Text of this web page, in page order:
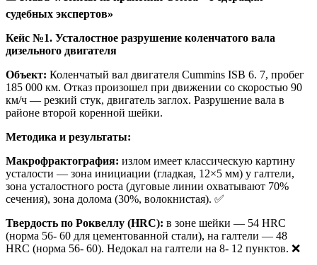
судебных экспертов»
Кейс №1. Усталостное разрушение коленчатого вала
дизельного двигателя
Объект: Коленчатый вал двигателя Cummins ISB 6. 7, пробег
185 000 км. Отказ произошел при движении со скоростью 90
км/ч — резкий стук, двигатель заглох. Разрушение вала в
районе второй коренной шейки.
Методика и результаты:
Макрофрактография: излом имеет классическую картину
усталости — зона инициации (гладкая, 12×5 мм) у галтели,
зона усталостного роста (дуговые линии охватывают 70%
сечения), зона долома (30%, волокнистая). ✅
Твердость по Роквеллу (HRC): в зоне шейки — 54 HRC
(норма 56- 60 для цементованной стали), на галтели — 48
HRC (норма 56- 60). Недокал на галтели на 8- 12 пунктов. ❌